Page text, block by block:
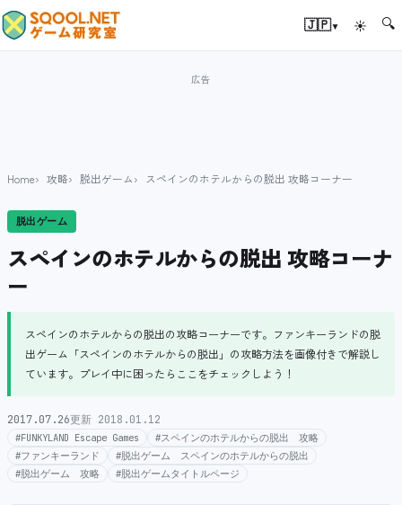
🇯🇵▾ ☀ 🔍
Home 攻略 脱出ゲーム スペインのホテルからの脱出 攻略コーナー
脱出ゲーム
スペインのホテルからの脱出 攻略コーナ
ー
スペインのホテルからの脱出の攻略コーナーです。ファンキーランドの脱
出ゲーム「スペインのホテルからの脱出」の攻略方法を画像付きで解説し
ています。プレイ中に困ったらここをチェックしよう！
2017.07.26更新 2018.01.12
#FUNKYLAND Escape Games
#スペインのホテルからの脱出 攻略
#ファンキーランド
#脱出ゲーム スペインのホテルからの脱出
#脱出ゲーム 攻略
#脱出ゲームタイトルページ